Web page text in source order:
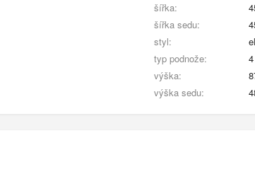
šířka:
šířka sedu:
styl:
typ podnože:
výška:
výška sedu: